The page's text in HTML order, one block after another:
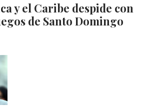
y el Caribe despide con
de Santo Domingo